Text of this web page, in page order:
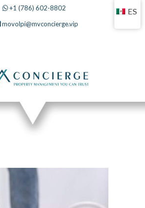
+1 (786) 602-8802
movolpi@mvconcierge.vip
ES